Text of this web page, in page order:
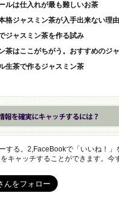
ルは仕入れが最も難しいお茶
格ジャスミン茶が入手出来ない理由
ジャスミン茶を作る試み
茶はここがちがう。おすすめのジ
生茶で作るジャスミン茶
する。2,FaceBookで「いいね！
キャッチすることができます。